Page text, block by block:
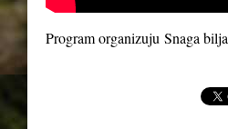
Program organizuju Snaga bilja